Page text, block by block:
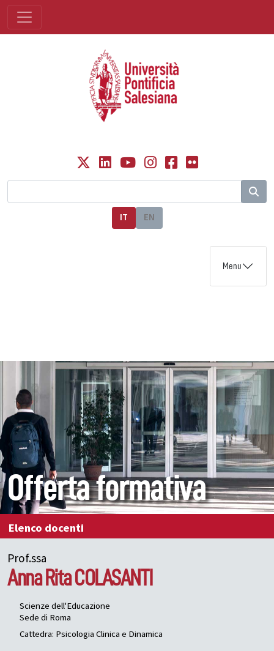
IT EN
Menu
Offerta formativa
Elenco docenti
Prof.ssa
Anna RitaCOLASANTI
Scienze dell'Educazione
Sede di Roma
Cattedra: Psicologia Clinica e Dinamica